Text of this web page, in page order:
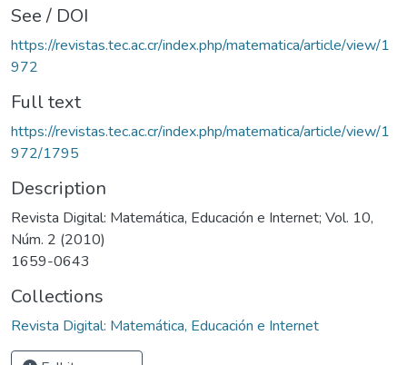
See / DOI
https://revistas.tec.ac.cr/index.php/matematica/article/view/1
972
Full text
https://revistas.tec.ac.cr/index.php/matematica/article/view/1
972/1795
Description
Revista Digital: Matemática, Educación e Internet; Vol. 10,
Núm. 2 (2010)
1659-0643
Collections
Revista Digital: Matemática, Educación e Internet